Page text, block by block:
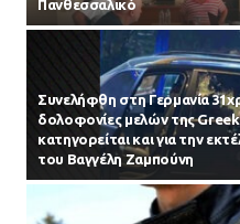
Πανθεσσαλικό
Συνελήφθη στη Γερμανία
δολοφονίες μελών της
κατηγορείται και για την
του Βαγγέλη Ζαμπούνη